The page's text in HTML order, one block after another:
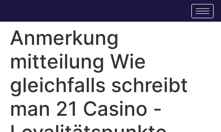
Anmerkung
mitteilung Wie
gleichfalls schreibt
man 21 Casino -